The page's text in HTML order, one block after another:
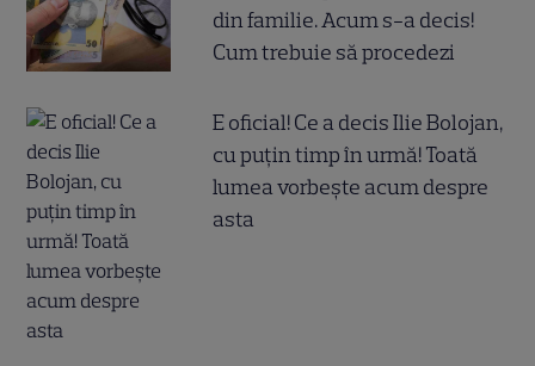
din familie. Acum s-a decis!
Cum trebuie să procedezi
E oficial! Ce a decis Ilie Bolojan,
cu puțin timp în urmă! Toată
lumea vorbește acum despre
asta